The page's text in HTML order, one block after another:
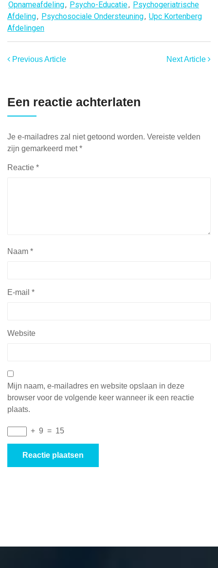
Opnameafdeling, Psycho-Educatie, Psychogeriatrische
Afdeling, Psychosociale Ondersteuning, Upc Kortenberg
Afdelingen
Previous Article Next Article
Een reactie achterlaten
Je e-mailadres zal niet getoond worden. Vereiste velden
zijn gemarkeerd met*
Reactie *
Naam *
E-mail *
Website
Mijn naam, e-mailadres en website opslaan in deze
browser voor de volgende keer wanneer ik een reactie
plaats.
+ 9 = 15